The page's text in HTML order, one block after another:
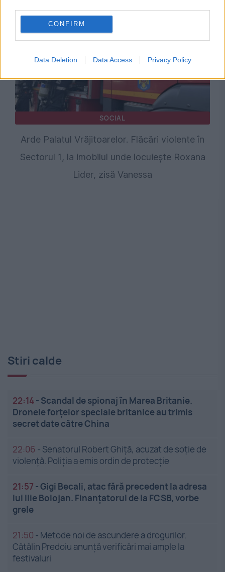
CONFIRM
Data Deletion Data Access Privacy Policy
SOCIAL
Arde Palatul Vrăjitoarelor. Flăcări violente în
Sectorul 1, la imobilul unde locuiește Roxana
Lider, zisă Vanessa
Stiri calde
22:14- Scandal de spionaj în Marea Britanie.
Dronele forțelor speciale britanice au trimis
secret date către China
22:06 - Senatorul Robert Ghiță, acuzat de soție de
violență. Poliția a emis ordin de protecție
21:57 -Gigi Becali, atac fără precedent la adresa
lui Ilie Bolojan. Finanțatorul de la FCSB, vorbe
grele
21:50 - Metode noi de ascundere a drogurilor.
Cătălin Predoiu anunță verificări mai ample la
festivaluri